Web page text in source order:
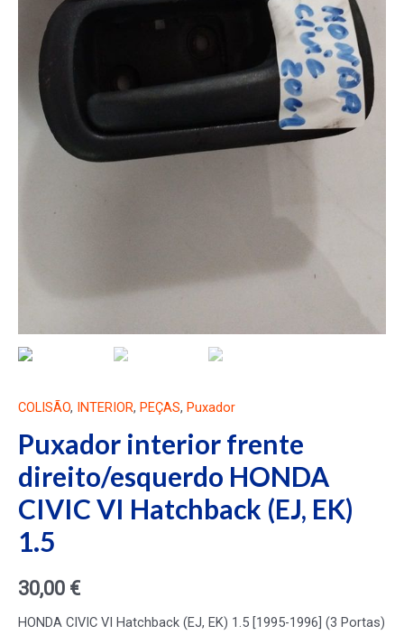
COLISÃO, INTERIOR, PEÇAS, Puxador
Puxador interior frente
direito/esquerdo HONDA
CIVIC VI Hatchback (EJ, EK)
1.5
30,00 €
HONDA CIVIC VI Hatchback (EJ, EK) 1.5 [1995-1996] (3 Portas)